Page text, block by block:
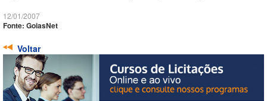
12/01/2007
Fonte: GoiasNet
Voltar